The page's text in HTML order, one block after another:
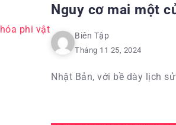
Nguy cơ mai một
Biên Tập
Tháng 11 25, 2024
Nhật Bản, với bề dày lịch